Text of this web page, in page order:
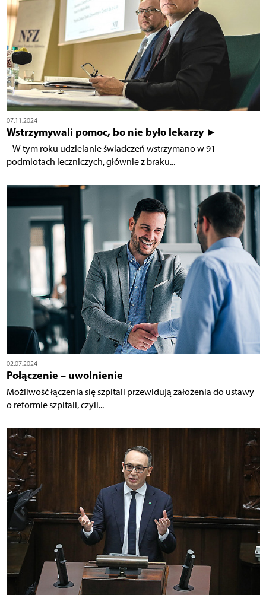
07.11.2024
Wstrzymywali pomoc, bo nie było lekarzy ►
– W tym roku udzielanie świadczeń wstrzymano w 91
podmiotach leczniczych, głównie z braku...
02.07.2024
Połączenie – uwolnienie
Możliwość łączenia się szpitali przewidują założenia do ustawy
o reformie szpitali, czyli...